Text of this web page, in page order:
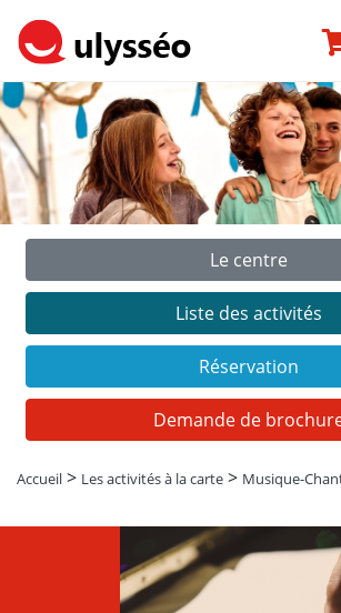
Précédent
Le centre
Liste des activités
Réservation
Demande de
Accueil > Les activités à la carte > Musique-